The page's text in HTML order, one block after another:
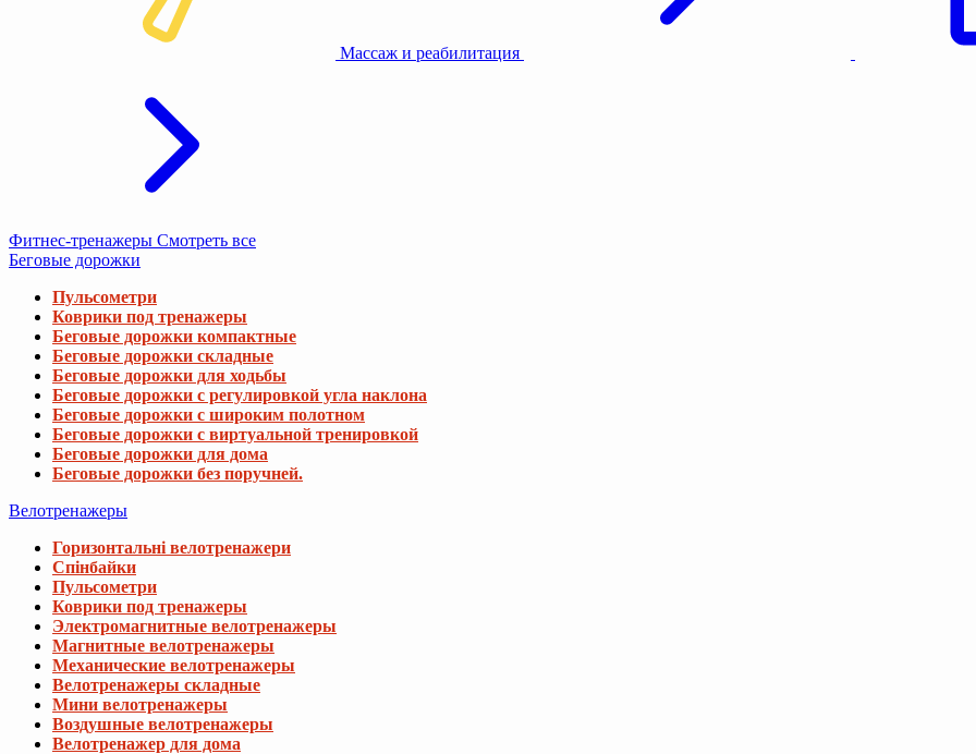
Массаж и реабилитация
Фитнес-тренажеры Смотреть все
Беговые дорожки
Пульсометри
Коврики под тренажеры
Беговые дорожки компактные
Беговые дорожки складные
Беговые дорожки для ходьбы
Беговые дорожки с регулировкой угла наклона
Беговые дорожки с широким полотном
Беговые дорожки с виртуальной тренировкой
Беговые дорожки для дома
Беговые дорожки без поручней.
Велотренажеры
Горизонтальні велотренажери
Спінбайки
Пульсометри
Коврики под тренажеры
Электромагнитные велотренажеры
Магнитные велотренажеры
Механические велотренажеры
Велотренажеры складные
Мини велотренажеры
Воздушные велотренажеры
Велотренажер для дома